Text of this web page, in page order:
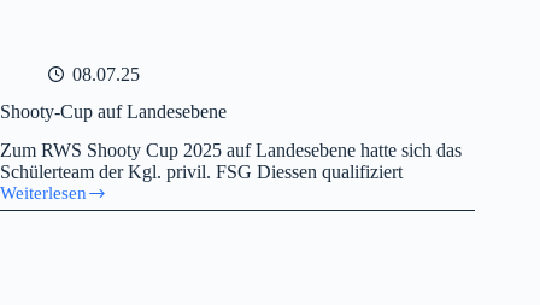
08.07.25
Shooty-Cup auf Landesebene
Zum RWS Shooty Cup 2025 auf Landesebene hatte sich das
Schülerteam der Kgl. privil. FSG Diessen qualifiziert
Weiterlesen
Shooty-